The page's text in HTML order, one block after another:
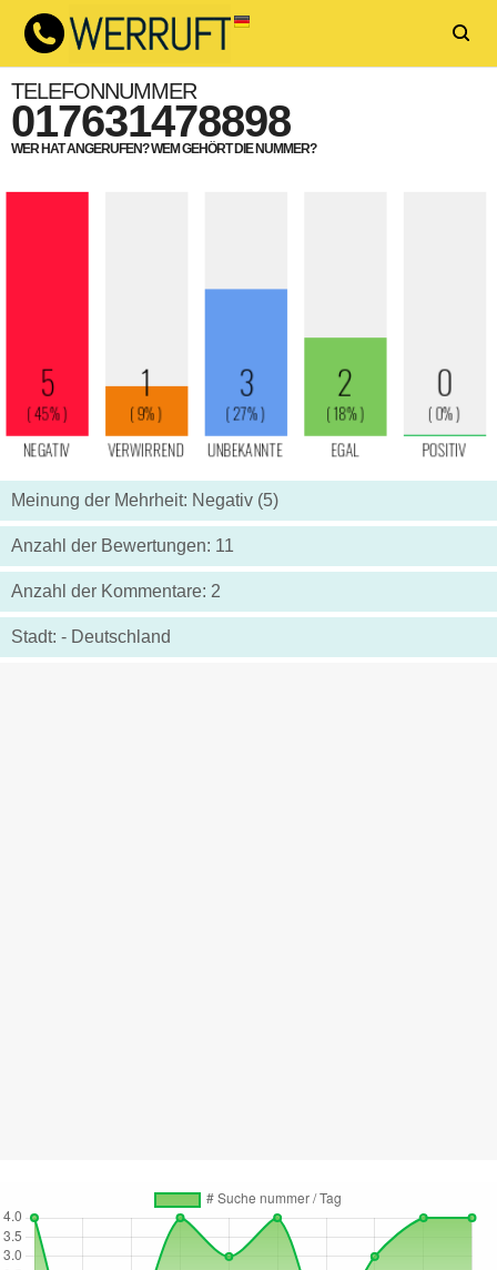
TELEFONNUMMER
017631478898
WER HAT ANGERUFEN? WEM GEHÖRT DIE NUMMER?
Meinung der Mehrheit: Negativ (5)
Anzahl der Bewertungen: 11
Anzahl der Kommentare: 2
Stadt: - Deutschland